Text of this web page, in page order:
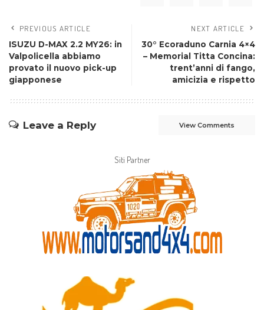
PREVIOUS ARTICLE
ISUZU D-MAX 2.2 MY26: in
Valpolicella abbiamo
provato il nuovo pick-up
giapponese
NEXT ARTICLE
30° Ecoraduno Carnia 4×4
– Memorial Titta Concina:
trent’anni di fango,
amicizia e rispetto
Leave a Reply View Comments
Siti Partner